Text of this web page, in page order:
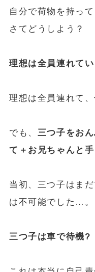
自分で荷物を持って
さてどうしよう？
理想は全員連れてい
理想は全員連れて
でも、 三つ子をお
て＋お兄ちゃんと手
当初、三つ子はま
は不可能でした…。
三つ子は車で待機?